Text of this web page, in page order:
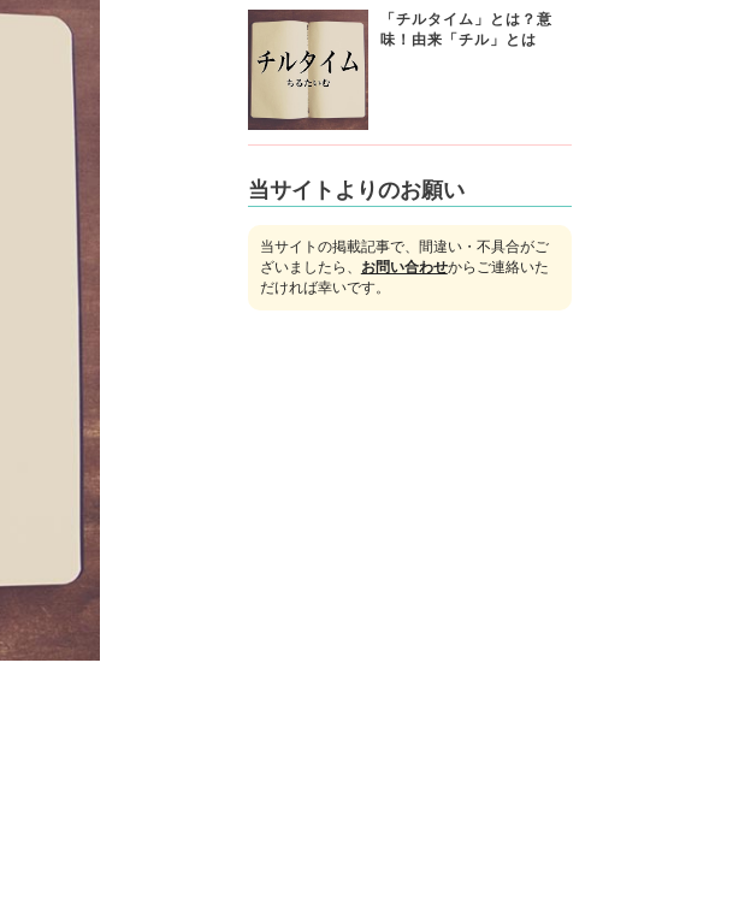
「チルタイム」とは？意
味！由来「チル」とは
当サイトよりのお願い
当サイトの掲載記事で、間違い・不具合がご
ざいましたら、 お問い合わせからご連絡いた
だければ幸いです。